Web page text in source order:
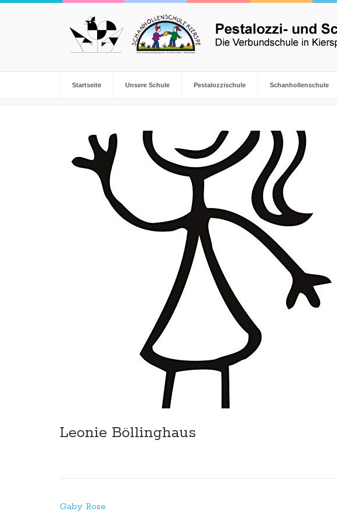
Startseite Unsere Schule Pestalozzischule Schanhollenschule
Leonie Böllinghaus
Beitragsnavigation
Gaby Rose